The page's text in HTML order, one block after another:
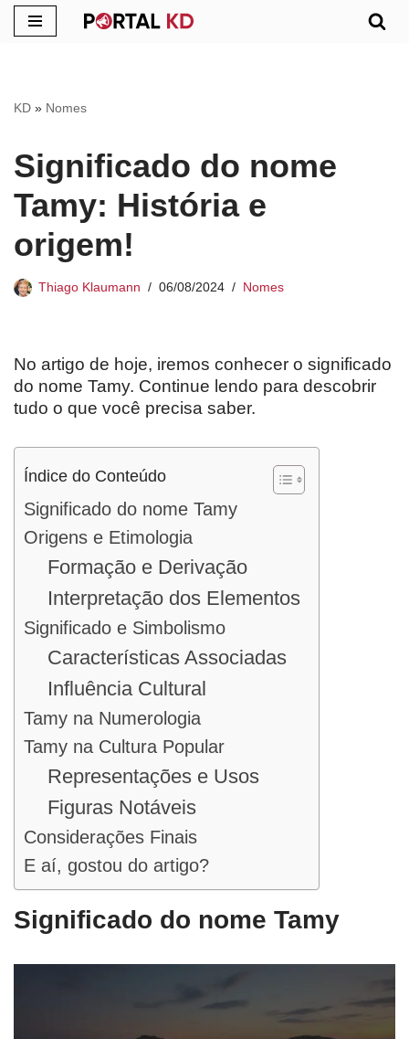
conteúdo
KD » Nomes
Significado do nome
Tamy: História e
origem!
Thiago Klaumann 06/08/2024 Nomes
No artigo de hoje, iremos conhecer o significado
do nome Tamy. Continue lendo para descobrir
tudo o que você precisa saber.
Índice do Conteúdo
Significado do nome Tamy
Origens e Etimologia
Formação e Derivação
Interpretação dos Elementos
Significado e Simbolismo
Características Associadas
Influência Cultural
Tamy na Numerologia
Tamy na Cultura Popular
Representações e Usos
Figuras Notáveis
Considerações Finais
E aí, gostou do artigo?
Significado do nome Tamy